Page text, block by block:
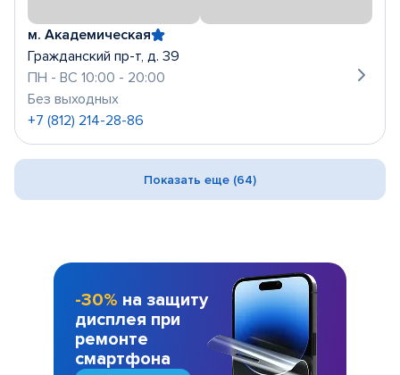
м. Академическая
Гражданский пр-т, д. 39
ПН - ВС 10:00 - 20:00
Без выходных
+7 (812) 214-28-86
Показать еще (64)
-30% на защиту
дисплея при
ремонте
смартфона